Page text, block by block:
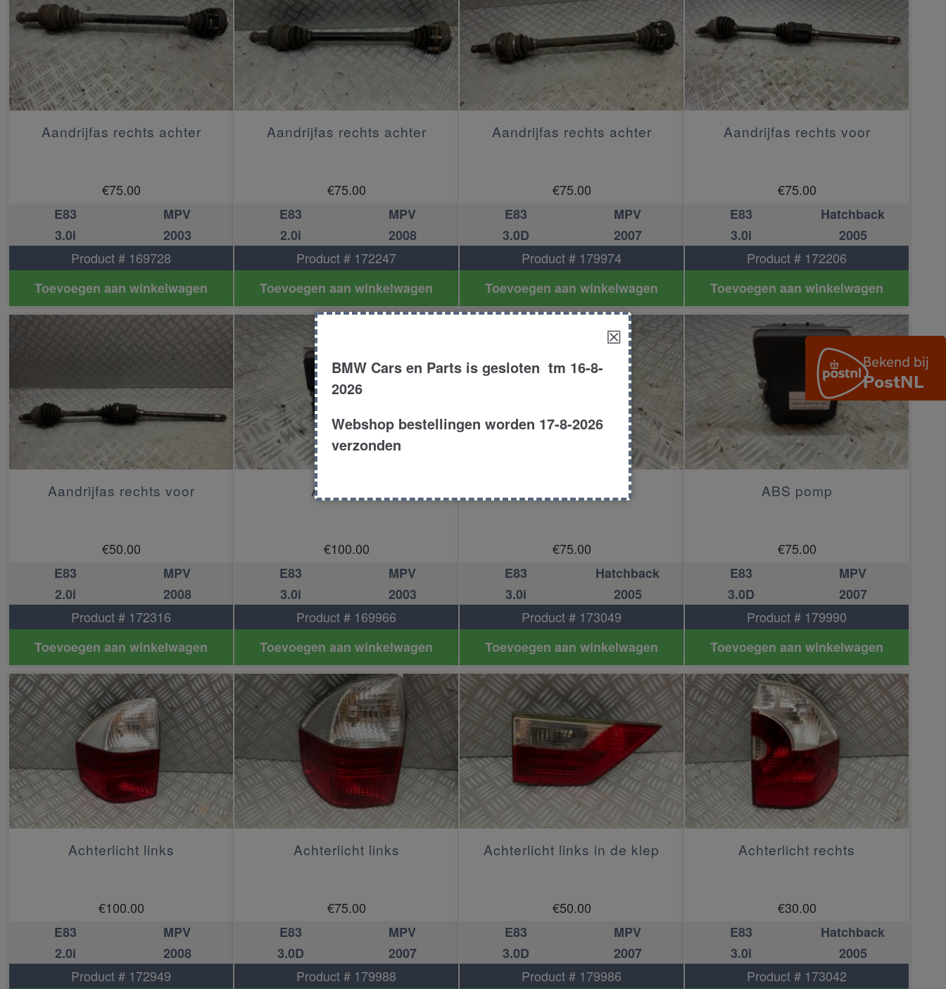
Aandrijfas rechts achter
€75.00
E83
MPV
3.0i
2003
Product # 169728
Toevoegen aan winkelwagen
Aandrijfas rechts achter
€75.00
E83
MPV
2.0i
2008
Product # 172247
Toevoegen aan winkelwagen
Aandrijfas rechts achter
€75.00
E83
MPV
3.0D
2007
Product # 179974
Toevoegen aan winkelwagen
Aandrijfas rechts voor
€75.00
E83
Hatchback
3.0i
2005
Product # 172206
Toevoegen aan winkelwagen
Aandrijfas rechts voor
€50.00
E83
MPV
2.0i
2008
Product # 172316
Toevoegen aan winkelwagen
ABS pomp
€100.00
E83
MPV
3.0i
2003
Product # 169966
Toevoegen aan winkelwagen
€75.00
E83
Hatchback
3.0i
2005
Product # 173049
Toevoegen aan winkelwagen
ABS pomp
€75.00
E83
MPV
3.0D
2007
Product # 179990
Toevoegen aan winkelwagen
Achterlicht links
€100.00
E83
MPV
2.0i
2008
Product # 172949
Achterlicht links
€75.00
E83
MPV
3.0D
2007
Product # 179988
Achterlicht links in de klep
€50.00
E83
MPV
3.0D
2007
Product # 179986
Achterlicht rechts
€30.00
E83
Hatchback
3.0i
2005
Product # 173042
☒
BMW Cars en Parts is gesloten tm 16-8-
2026
Webshop bestellingen worden 17-8-2026
verzonden